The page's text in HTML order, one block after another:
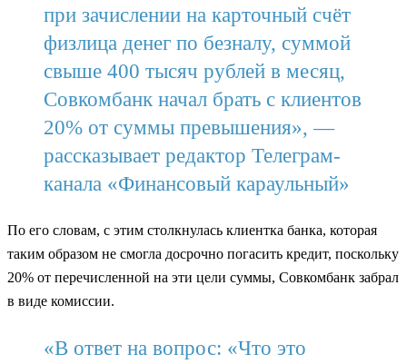
при зачислении на карточный счёт
физлица денег по безналу, суммой
свыше 400 тысяч рублей в месяц,
Совкомбанк начал брать с клиентов
20% от суммы превышения», —
рассказывает редактор Телеграм-
канала «Финансовый караульный»
По его словам, с этим столкнулась клиентка банка, которая
таким образом не смогла досрочно погасить кредит, поскольку
20% от перечисленной на эти цели суммы, Совкомбанк забрал
в виде комиссии.
«В ответ на вопрос: «Что это